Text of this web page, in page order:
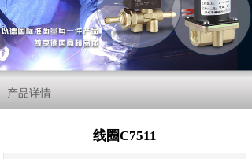
产品详情
线圈C7511